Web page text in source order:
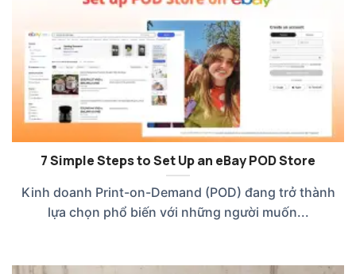
7 Simple Steps to Set Up an eBay POD Store
Kinh doanh Print-on-Demand (POD) đang trở thành
lựa chọn phổ biến với những người muốn...